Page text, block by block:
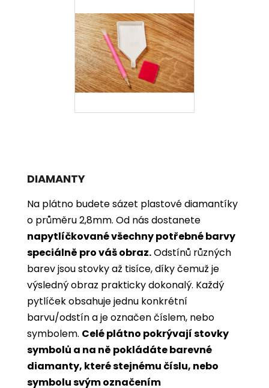
DIAMANTY
Na plátno budete sázet plastové diamantíky
o průměru 2,8mm. Od nás dostanete
napytlíčkované všechny potřebné barvy
speciálně pro váš obraz.Odstínů různých
barev jsou stovky až tisíce, díky čemuž je
výsledný obraz prakticky dokonalý. Každý
pytlíček obsahuje jednu konkrétní
barvu/odstín a je označen číslem, nebo
symbolem. Celé plátno pokrývají stovky
symbolů a na ně pokládáte barevné
diamanty, které stejnému číslu, nebo
symbolu svým označením